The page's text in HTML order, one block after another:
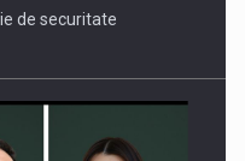
de securitate